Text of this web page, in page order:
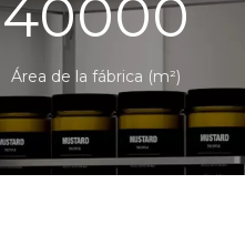
40000
Área de la fábrica (m²)